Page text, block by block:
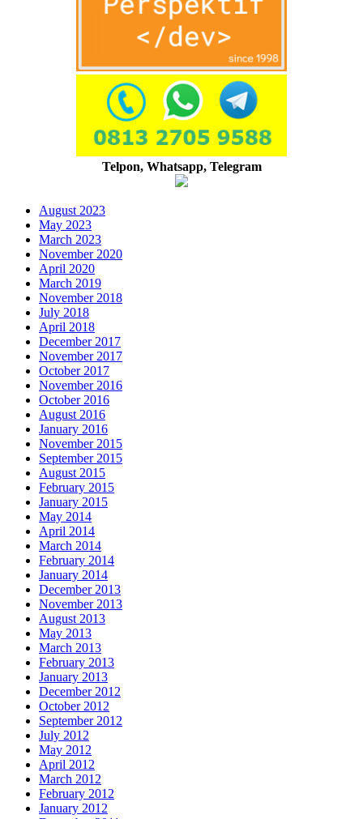
Telpon, Whatsapp, Telegram
August 2023
May 2023
March 2023
November 2020
April 2020
March 2019
November 2018
July 2018
April 2018
December 2017
November 2017
October 2017
November 2016
October 2016
August 2016
January 2016
November 2015
September 2015
August 2015
February 2015
January 2015
May 2014
April 2014
March 2014
February 2014
January 2014
December 2013
November 2013
August 2013
May 2013
March 2013
February 2013
January 2013
December 2012
October 2012
September 2012
July 2012
May 2012
April 2012
March 2012
February 2012
January 2012